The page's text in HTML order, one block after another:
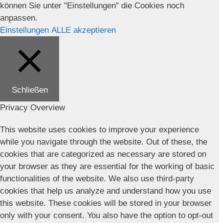
können Sie unter "Einstellungen" die Cookies noch
anpassen.
Einstellungen ALLE akzeptieren
Schließen
Privacy Overview
This website uses cookies to improve your experience
while you navigate through the website. Out of these, the
cookies that are categorized as necessary are stored on
your browser as they are essential for the working of basic
functionalities of the website. We also use third-party
cookies that help us analyze and understand how you use
this website. These cookies will be stored in your browser
only with your consent. You also have the option to opt-out